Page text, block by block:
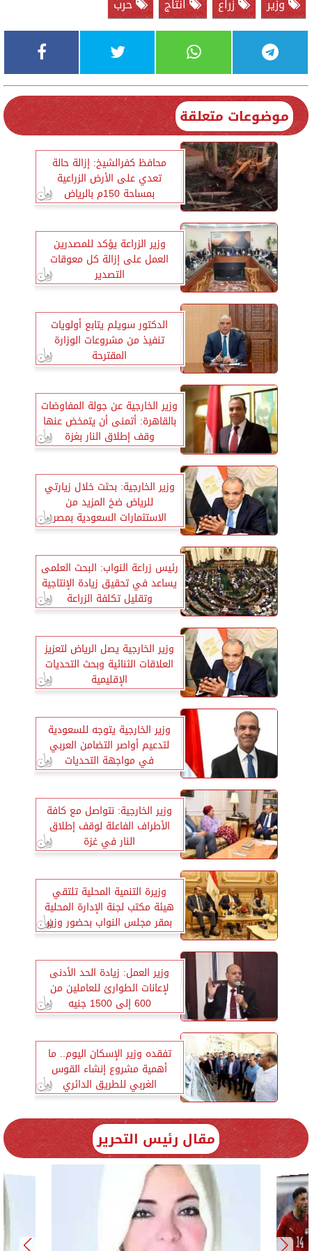
وزير زراع انتاج حرب
موضوعات متعلقة
محافظ كفرالشيخ: إزالة حالة
تعدي على الأرض الزراعية
بمساحة 150م بالرياض
وزير الزراعة يؤكد للمصدرين
العمل على إزالة كل معوقات
التصدير
الدكتور سويلم يتابع أولويات
تنفيذ من مشروعات الوزارة
المقترحة
وزير الخارجية عن جولة المفاوضات
بالقاهرة: أتمنى أن يتمخض عنها
وقف إطلاق النار بغزة
وزير الخارجية: بحثت خلال زيارتي
للرياض ضخ المزيد من
الاستثمارات السعودية بمصر
رئيس زراعة النواب: البحث العلمى
يساعد في تحقيق زيادة الإنتاجية
وتقليل تكلفة الزراعة
وزير الخارجية يصل الرياض لتعزيز
العلاقات الثنائية وبحث التحديات
الإقليمية
وزير الخارجية يتوجه للسعودية
لتدعيم أواصر التضامن العربي
في مواجهة التحديات
وزير الخارجية: نتواصل مع كافة
الأطراف الفاعلة لوقف إطلاق
النار في غزة
وزيرة التنمية المحلية تلتقي
هيئة مكتب لجنة الإدارة المحلية
بمقر مجلس النواب بحضور وزير
الشئون النيابية
وزير العمل: زيادة الحد الأدنى
لإعانات الطوارئ للعاملين من
600 إلى 1500 جنيه
تفقده وزير الإسكان اليوم.. ما
أهمية مشروع إنشاء القوس
الغربي للطريق الدائري
بالإسكندرية؟
مقال رئيس التحرير